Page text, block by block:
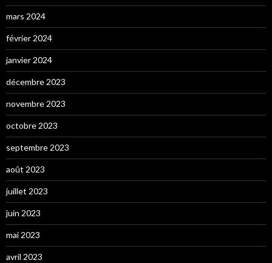
mars 2024
février 2024
janvier 2024
décembre 2023
novembre 2023
octobre 2023
septembre 2023
août 2023
juillet 2023
juin 2023
mai 2023
avril 2023